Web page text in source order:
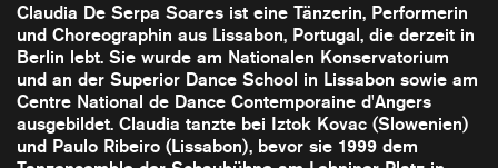
Claudia De Serpa Soares ist eine Tänzerin, Performerin
und Choreographin aus Lissabon, Portugal, die derzeit in
Berlin lebt. Sie wurde am Nationalen Konservatorium
und an der Superior Dance School in Lissabon sowie am
Centre National de Dance Contemporaine d'Angers
ausgebildet. Claudia tanzte bei Iztok Kovac (Slowenien)
und Paulo Ribeiro (Lissabon), bevor sie 1999 dem